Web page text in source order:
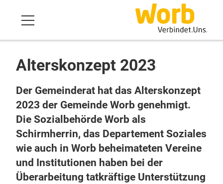
Alterskonzept 2023
Der Gemeinderat hat das Alterskonzept
2023 der Gemeinde Worb genehmigt.
Die Sozialbehörde Worb als
Schirmherrin, das Departement Soziales
wie auch in Worb beheimateten Vereine
und Institutionen haben bei der
Überarbeitung tatkräftige Unterstützung